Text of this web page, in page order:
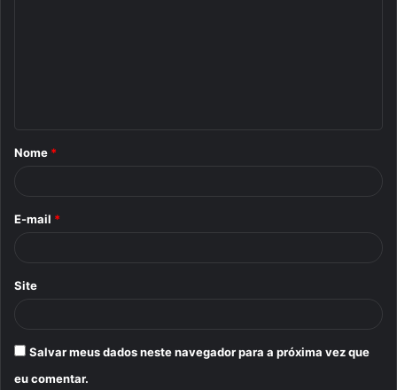
r
Nome *
E-mail *
Site
Salvar meus dados neste navegador para a próxima vez que
eu comentar.